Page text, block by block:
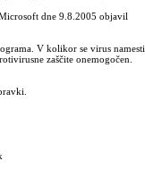
dne 9.8.2005 objavil
V kolikor se virus namesti
zaščite onemogočen.